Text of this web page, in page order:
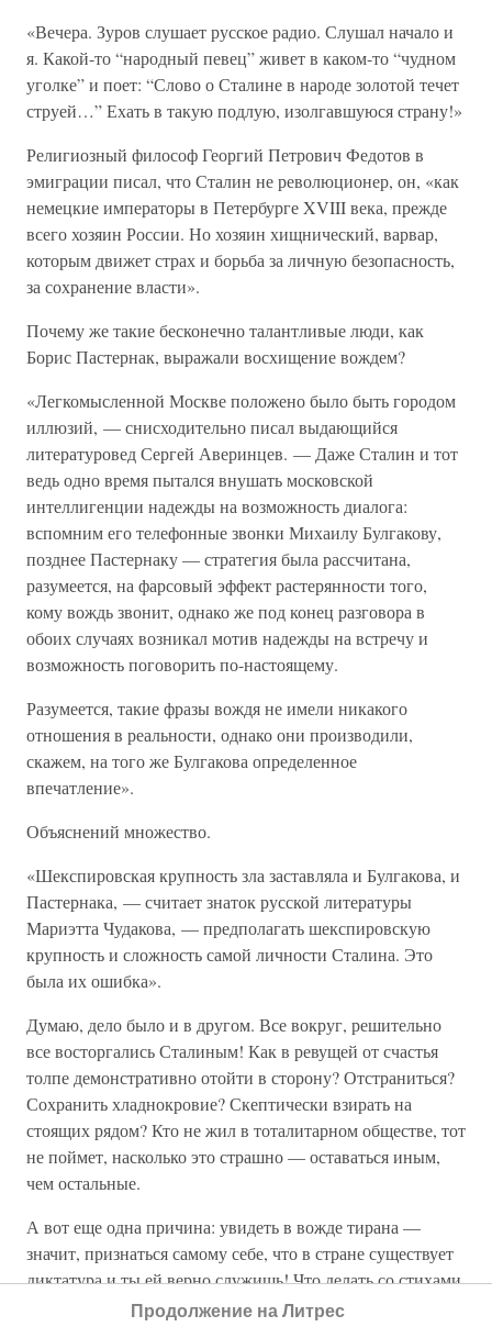
«Вечера. Зуров слушает русское радио. Слушал начало и
я. Какой-то “народный певец” живет в каком-то “чудном
уголке” и поет: “Слово о Сталине в народе золотой течет
струей…” Ехать в такую подлую, изолгавшуюся страну!»
Религиозный философ Георгий Петрович Федотов в
эмиграции писал, что Сталин не революционер, он, «как
немецкие императоры в Петербурге XVIII века, прежде
всего хозяин России. Но хозяин хищнический, варвар,
которым движет страх и борьба за личную безопасность,
за сохранение власти».
Почему же такие бесконечно талантливые люди, как
Борис Пастернак, выражали восхищение вождем?
«Легкомысленной Москве положено было быть городом
иллюзий, — снисходительно писал выдающийся
литературовед Сергей Аверинцев. — Даже Сталин и тот
ведь одно время пытался внушать московской
интеллигенции надежды на возможность диалога:
вспомним его телефонные звонки Михаилу Булгакову,
позднее Пастернаку — стратегия была рассчитана,
разумеется, на фарсовый эффект растерянности того,
кому вождь звонит, однако же под конец разговора в
обоих случаях возникал мотив надежды на встречу и
возможность поговорить по-настоящему.
Разумеется, такие фразы вождя не имели никакого
отношения в реальности, однако они производили,
скажем, на того же Булгакова определенное
впечатление».
Объяснений множество.
«Шекспировская крупность зла заставляла и Булгакова, и
Пастернака, — считает знаток русской литературы
Мариэтта Чудакова, — предполагать шекспировскую
крупность и сложность самой личности Сталина. Это
была их ошибка».
Думаю, дело было и в другом. Все вокруг, решительно
все восторгались Сталиным! Как в ревущей от счастья
толпе демонстративно отойти в сторону? Отстраниться?
Сохранить хладнокровие? Скептически взирать на
стоящих рядом? Кто не жил в тоталитарном обществе, тот
не поймет, насколько это страшно — оставаться иным,
чем остальные.
А вот еще одна причина: увидеть в вожде тирана —
значит, признаться самому себе, что в стране существует
диктатура и ты ей верно служишь! Что делать со стихами,
написанными во славу революции, Ленина, партии?
Продолжение на Литрес